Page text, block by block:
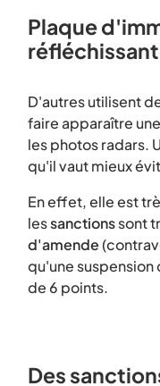
Plaque
D'autres utilisent
faire apparaître
les photos radars.
qu'il vaut mieux
En effet, elle est
lessanctionssont
d'amende
qu'une suspension
de 6 points.
Des